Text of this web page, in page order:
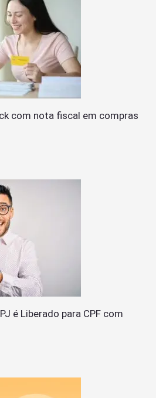
com nota fiscal em compras
é Liberado para CPF com